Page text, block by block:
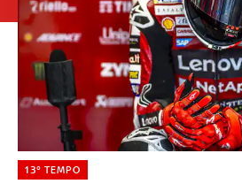
13° TEMPO